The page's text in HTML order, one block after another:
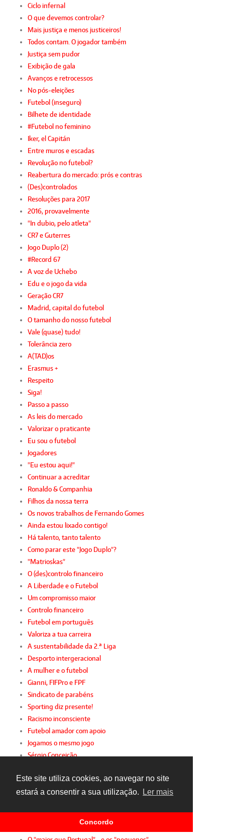
Este site utiliza cookies, ao navegar no site
estará a consentir a sua utilização.
Ler mais
Concordo
Ciclo infernal
O que devemos controlar?
Mais justiça e menos justiceiros!
Todos contam. O jogador também
Justiça sem pudor
Exibição de gala
Avanços e retrocessos
No pós-eleições
Futebol (inseguro)
Bilhete de identidade
#Futebol no feminino
Iker, el Capitán
Entre muros e escadas
Revolução no futebol?
Reabertura do mercado: prós e contras
(Des)controlados
Resoluções para 2017
2016, provavelmente
"In dubio, pelo atleta"
CR7 e Guterres
Jogo Duplo (2)
#Record 67
A voz de Uchebo
Edu e o jogo da vida
Geração CR7
Madrid, capital do futebol
O tamanho do nosso futebol
Vale (quase) tudo!
Tolerância zero
A(TAD)os
Erasmus +
Respeito
Siga!
Passo a passo
As leis do mercado
Valorizar o praticante
Eu sou o futebol
Jogadores
"Eu estou aqui!"
Continuar a acreditar
Ronaldo & Companhia
Filhos da nossa terra
Os novos trabalhos de Fernando Gomes
Ainda estou lixado contigo!
Há talento, tanto talento
Como parar este "Jogo Duplo"?
"Matrioskas"
O (des)controlo financeiro
A Liberdade e o Futebol
Um compromisso maior
Controlo financeiro
Futebol em português
Valoriza a tua carreira
A sustentabilidade da 2.ª Liga
Desporto intergeracional
A mulher e o futebol
Gianni, FIFPro e FPF
Sindicato de parabéns
Sporting diz presente!
Racismo inconsciente
Futebol amador com apoio
Jogamos o mesmo jogo
Sérgio Conceição
Virar de página
Um olhar sobre 2015